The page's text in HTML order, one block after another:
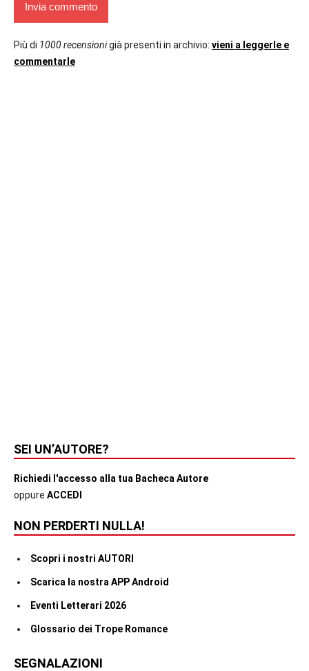
Più di 1000 recensionigià presenti in archivio: vieni a leggerle e
commentarle
SEI UN’AUTORE?
Richiedi l'accesso alla tua Bacheca Autore
oppure ACCEDI
NON PERDERTI NULLA!
Scopri i nostri AUTORI
Scarica la nostra APP Android
Eventi Letterari 2026
Glossario dei Trope Romance
SEGNALAZIONI